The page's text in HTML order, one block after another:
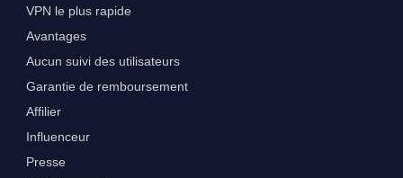
VPN le plus rapide
Avantages
Aucun suivi des utilisateurs
Garantie de remboursement
Affilier
Influenceur
Presse